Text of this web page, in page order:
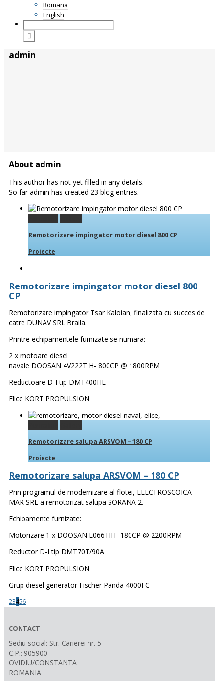
Romana
English
admin
About admin
This author has not yet filled in any details.
So far admin has created 23 blog entries.
Remotorizare impingator motor diesel 800 CP
Proiecte
Remotorizare impingator motor diesel 800
CP
Remotorizare impingator Tsar Kaloian, finalizata cu succes de
catre DUNAV SRL Braila.
Printre echipamentele furnizate se numara:
2 x motoare diesel
navale DOOSAN 4V222TIH- 800CP @ 1800RPM
Reductoare D-I tip DMT400HL
Elice KORT PROPULSION
Remotorizare salupa ARSVOM – 180 CP
Proiecte
Remotorizare salupa ARSVOM – 180 CP
Prin programul de modernizare al flotei, ELECTROSCOICA
MAR SRL a remotorizat salupa SORANA 2.
Echipamente furnizate:
Motorizare 1 x DOOSAN L066TIH- 180CP @ 2200RPM
Reductor D-I tip DMT70T/90A
Elice KORT PROPULSION
Grup diesel generator Fischer Panda 4000FC
23456
CONTACT
Sediu social: Str. Carierei nr. 5
C.P.: 905900
OVIDIU/CONSTANTA
ROMANIA